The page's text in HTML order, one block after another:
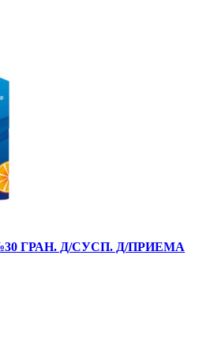
ГРАН. Д/СУСП. Д/ПРИЕМА